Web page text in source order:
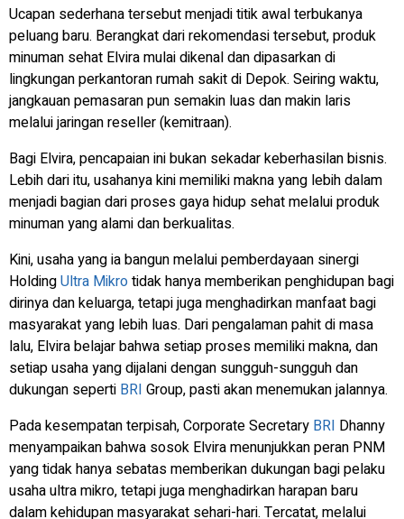
Ucapan sederhana tersebut menjadi titik awal terbukanya
peluang baru. Berangkat dari rekomendasi tersebut, produk
minuman sehat Elvira mulai dikenal dan dipasarkan di
lingkungan perkantoran rumah sakit di Depok. Seiring waktu,
jangkauan pemasaran pun semakin luas dan makin laris
melalui jaringanreseller(kemitraan).
Bagi Elvira, pencapaian ini bukan sekadar keberhasilan bisnis.
Lebih dari itu, usahanya kini memiliki makna yang lebih dalam
menjadi bagian dari proses gaya hidup sehat melalui produk
minuman yang alami dan berkualitas.
Kini, usaha yang ia bangun melalui pemberdayaan sinergi
HoldingUltra Mikrotidak hanya memberikan penghidupan bagi
dirinya dan keluarga, tetapi juga menghadirkan manfaat bagi
masyarakat yang lebih luas. Dari pengalaman pahit di masa
lalu, Elvira belajar bahwa setiap proses memiliki makna, dan
setiap usaha yang dijalani dengan sungguh-sungguh dan
dukungan seperti BRI Group, pasti akan menemukan jalannya.
Pada kesempatan terpisah,Corporate Secretary BRI Dhanny
menyampaikan bahwa sosok Elvira menunjukkan peran PNM
yang tidak hanya sebatas memberikan dukungan bagi pelaku
usaha ultra mikro, tetapi juga menghadirkan harapan baru
dalam kehidupan masyarakat sehari-hari. Tercatat, melalui